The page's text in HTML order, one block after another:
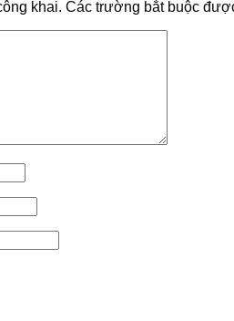
khai. Các trường bắt buộc